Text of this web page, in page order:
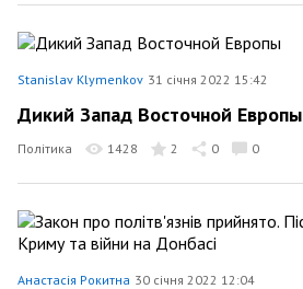
Stanislav Klymenkov 31 січня 2022 15:42
Дикий Запад Восточной Европы
Політика 1428 2 0 0
Анастасія Рокитна 30 січня 2022 12:04